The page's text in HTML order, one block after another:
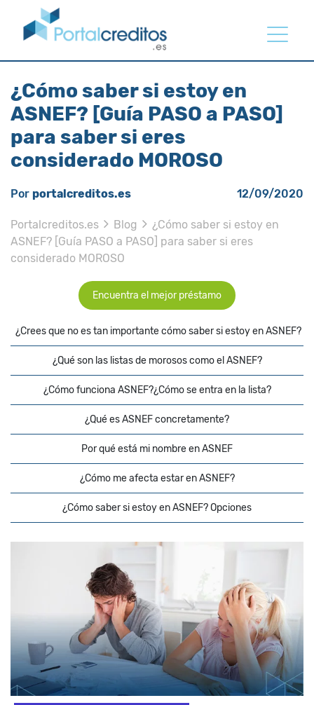
¿Cómo saber si estoy en
ASNEF? [Guía PASO a PASO]
para saber si eres
considerado MOROSO
Por portalcreditos.es 12/09/2020
Portalcreditos.es Blog
¿Cómo saber si estoy en
ASNEF? [Guía PASO a PASO] para saber si eres
considerado MOROSO
Encuentra el mejor préstamo
¿Crees que no es tan importante cómo saber si estoy en ASNEF?
¿Qué son las listas de morosos como el ASNEF?
¿Cómo funciona ASNEF?¿Cómo se entra en la lista?
¿Qué es ASNEF concretamente?
Por qué está mi nombre en ASNEF
¿Cómo me afecta estar en ASNEF?
¿Cómo saber si estoy en ASNEF? Opciones